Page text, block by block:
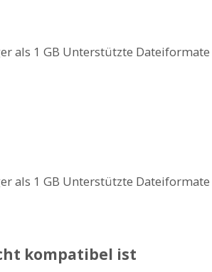
als 1 GB Unterstützte Dateiformate
als 1 GB Unterstützte Dateiformate
kompatibel ist